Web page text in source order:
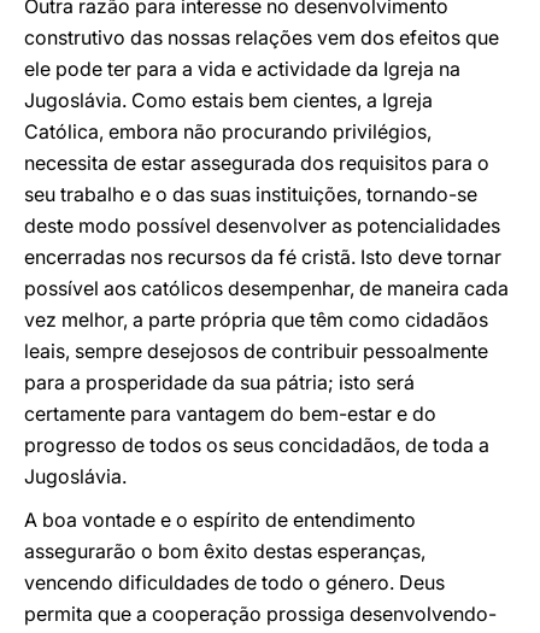
Outra razão para interesse no desenvolvimento
construtivo das nossas relações vem dos efeitos que
ele pode ter para a vida e actividade da Igreja na
Jugoslávia. Como estais bem cientes, a Igreja
Católica, embora não procurando privilégios,
necessita de estar assegurada dos requisitos para o
seu trabalho e o das suas instituições, tornando-se
deste modo possível desenvolver as potencialidades
encerradas nos recursos da fé cristã. Isto deve tornar
possível aos católicos desempenhar, de maneira cada
vez melhor, a parte própria que têm como cidadãos
leais, sempre desejosos de contribuir pessoalmente
para a prosperidade da sua pátria; isto será
certamente para vantagem do bem-estar e do
progresso de todos os seus concidadãos, de toda a
Jugoslávia.
A boa vontade e o espírito de entendimento
assegurarão o bom êxito destas esperanças,
vencendo dificuldades de todo o género. Deus
permita que a cooperação prossiga desenvolvendo-